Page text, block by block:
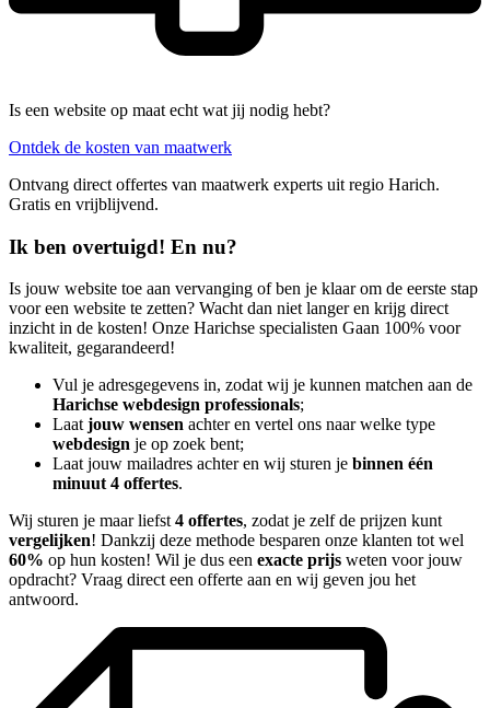
Is een website op maat echt wat jij nodig hebt?
Ontdek de kosten van maatwerk
Ontvang direct offertes van maatwerk experts uit regio Harich.
Gratis en vrijblijvend.
Ik ben overtuigd! En nu?
Is jouw website toe aan vervanging of ben je klaar om de eerste stap
voor een website te zetten? Wacht dan niet langer en krijg direct
inzicht in de kosten! Onze Harichse specialisten Gaan 100% voor
kwaliteit, gegarandeerd!
Vul je adresgegevens in, zodat wij je kunnen matchen aan de
Harichse webdesign professionals;
Laat jouw wensen achter en vertel ons naar welke type
webdesign je op zoek bent;
Laat jouw mailadres achter en wij sturen je binnen één
minuut 4 offertes.
Wij sturen je maar liefst 4 offertes, zodat je zelf de prijzen kunt
vergelijken! Dankzij deze methode besparen onze klanten tot wel
60% op hun kosten! Wil je dus een exacte prijs weten voor jouw
opdracht? Vraag direct een offerte aan en wij geven jou het
antwoord.